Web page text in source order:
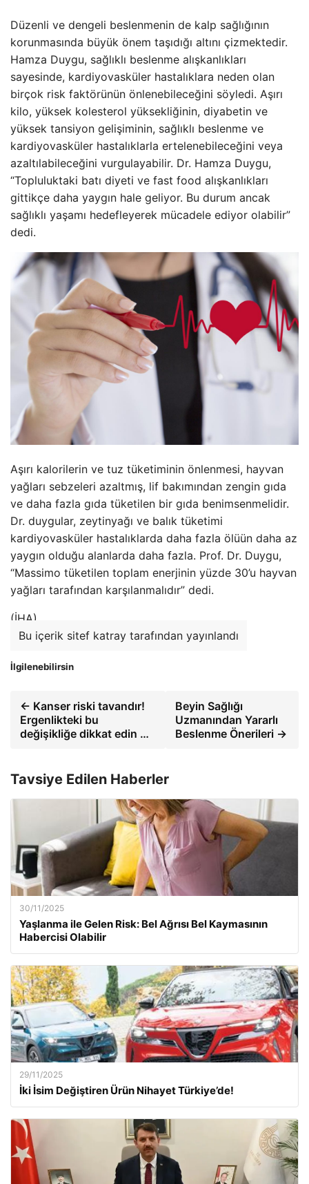
Düzenli ve dengeli beslenmenin de kalp sağlığının
korunmasında büyük önem taşıdığı altını çizmektedir.
Hamza Duygu, sağlıklı beslenme alışkanlıkları
sayesinde, kardiyovasküler hastalıklara neden olan
birçok risk faktörünün önlenebileceğini söyledi. Aşırı
kilo, yüksek kolesterol yüksekliğinin, diyabetin ve
yüksek tansiyon gelişiminin, sağlıklı beslenme ve
kardiyovasküler hastalıklarla ertelenebileceğini veya
azaltılabileceğini vurgulayabilir. Dr. Hamza Duygu,
“Topluluktaki batı diyeti ve fast food alışkanlıkları
gittikçe daha yaygın hale geliyor. Bu durum ancak
sağlıklı yaşamı hedefleyerek mücadele ediyor olabilir”
dedi.
Aşırı kalorilerin ve tuz tüketiminin önlenmesi, hayvan
yağları sebzeleri azaltmış, lif bakımından zengin gıda
ve daha fazla gıda tüketilen bir gıda benimsenmelidir.
Dr. duygular, zeytinyağı ve balık tüketimi
kardiyovasküler hastalıklarda daha fazla ölüün daha az
yaygın olduğu alanlarda daha fazla. Prof. Dr. Duygu,
“Massimo tüketilen toplam enerjinin yüzde 30’u hayvan
yağları tarafından karşılanmalıdır” dedi.
(İHA)
Bu içerik sitef katray tarafından yayınlandı
İlgilenebilirsin
← Kanser riski tavandır!
Ergenlikteki bu
değişikliğe dikkat edin …
Beyin Sağlığı
Uzmanından Yararlı
Beslenme Önerileri →
Tavsiye Edilen Haberler
30/11/2025
Yaşlanma ile Gelen Risk: Bel Ağrısı Bel Kaymasının
Habercisi Olabilir
29/11/2025
İki İsim Değiştiren Ürün Nihayet Türkiye’de!